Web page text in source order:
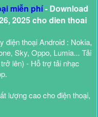
miễn phí- Download
2025 cho dien thoai
điện thoại Android : Nokia,
Sky, Oppo, Lumia... Tải
lên) - Hỗ trợ tải nhạc
lượng cao cho điện thoại,